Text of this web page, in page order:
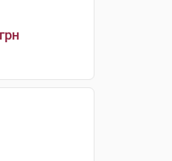
грн